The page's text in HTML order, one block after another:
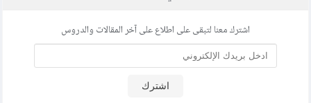
اشترك معنا لتبقى على اطلاع على آخر المقالات والدروس
اشترك